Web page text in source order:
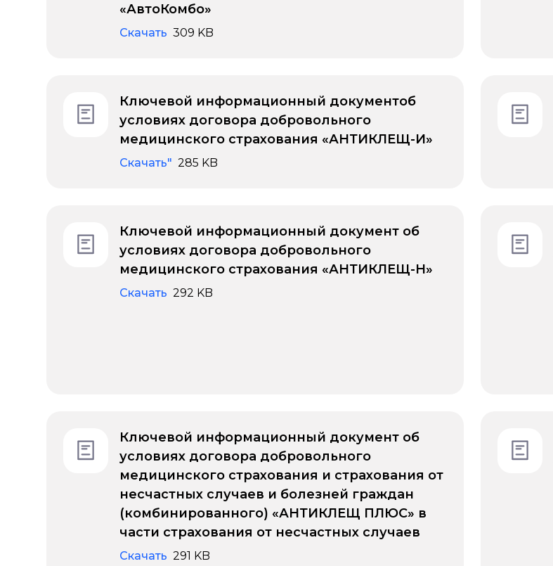
«АвтоКомбо»
Скачать 309 KB
Ключевой информационный документоб
условиях договора добровольного
медицинского страхования «АНТИКЛЕЩ-И»
Скачать" 285 KB
Ключевой информационный документ об
условиях договора добровольного
медицинского страхования «АНТИКЛЕЩ-Н»
Скачать 292 KB
Ключевой информационный документ об
условиях договора добровольного
медицинского страхования и страхования от
несчастных случаев и болезней граждан
(комбинированного) «АНТИКЛЕЩ ПЛЮС» в
части страхования от несчастных случаев
Скачать 291 KB